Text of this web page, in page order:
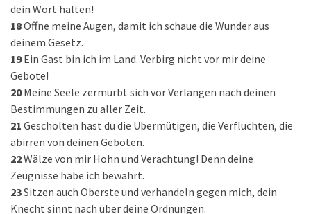
dein Wort halten!
18Öffne meine Augen, damit ich schaue die Wunder aus
deinem Gesetz.
19 Ein Gast bin ich im Land. Verbirg nicht vor mir deine
Gebote!
20 Meine Seele zermürbt sich vor Verlangen nach deinen
Bestimmungen zu aller Zeit.
21 Gescholten hast du die Übermütigen, die Verfluchten, die
abirren von deinen Geboten.
22Wälze von mir Hohn und Verachtung! Denn deine
Zeugnisse habe ich bewahrt.
23Sitzen auch Oberste und verhandeln gegen mich, dein
Knecht sinnt nach über deine Ordnungen.